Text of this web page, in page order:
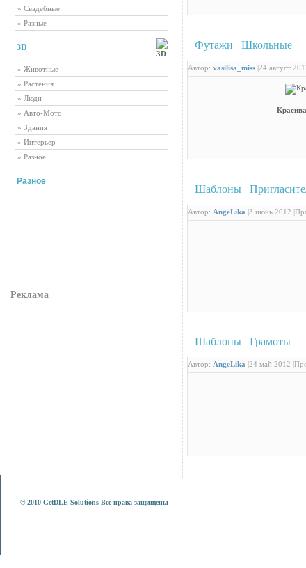
» Свадебные
» Разные
3D
» Животные
» Растения
» Люди
» Авто-Мото
» Здания
» Интерьер
» Разное
Разное
Реклама
Футажи Школьные
Автор: vasilisa_miss |24 август
Шаблоны
Автор: AngeLika |3 июнь 2012 |
Шаблоны Грамоты
Автор: AngeLika |24 май 2012 |
© 2010 GetDLE Solutions Все права защищены